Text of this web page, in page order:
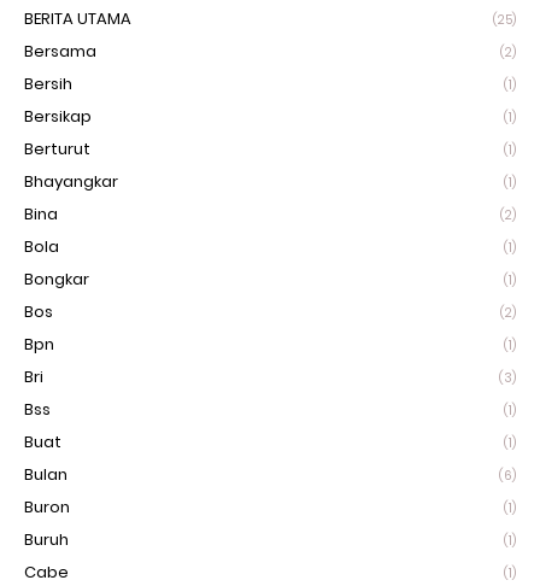
BERITA UTAMA (25)
Bersama (2)
Bersih (1)
Bersikap (1)
Berturut (1)
Bhayangkar (1)
Bina (2)
Bola (1)
Bongkar (1)
Bos (2)
Bpn (1)
Bri (3)
Bss (1)
Buat (1)
Bulan (6)
Buron (1)
Buruh (1)
Cabe (1)